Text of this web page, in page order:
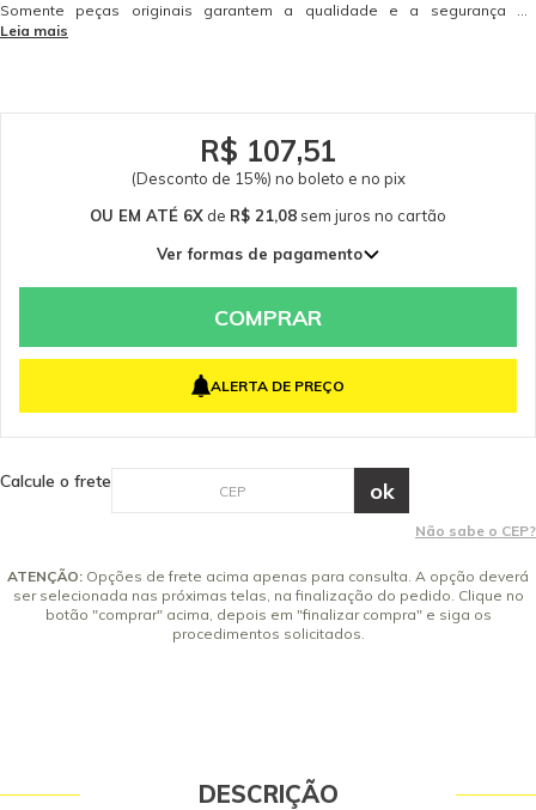
Somente peças originais garantem a qualidade e a segurança do
equipamento e do operador. Caso tenha dúvidas consulte-nos. Itens
Leia mais
R$ 107,51
(Desconto de 15%) no boleto e no pix
OU EM ATÉ 6X de R$ 21,08 sem juros no cartão
Ver formas de pagamento
2x de R$ 63,24 sem juros
5x de R$ 25,30 sem juros
COMPRAR
ALERTA DE PREÇO
Calcule o frete
Não sabe o CEP?
ATENÇÃO: Opções de frete acima apenas para consulta. A opção deverá
ser selecionada nas próximas telas, na finalização do pedido. Clique no
botão "comprar" acima, depois em "finalizar compra" e siga os
procedimentos solicitados.
DESCRIÇÃO